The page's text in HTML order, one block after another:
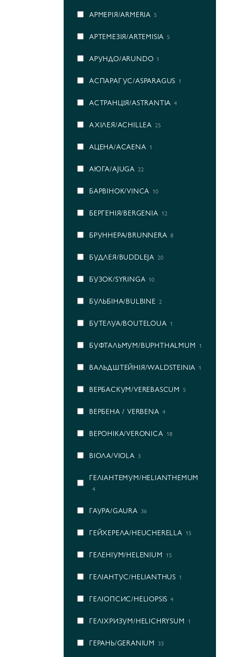
АРМЕРІЯ/ARMERIA 5
АРТЕМЕЗІЯ/ARTEMISIA 5
АРУНДО/ARUNDO 1
АСПАРАГУС/ASPARAGUS 1
АСТРАНЦІЯ/ASTRANTIA 4
АХІЛЕЯ/ACHILLEA 25
АЦЕНА/ACAENA 1
АЮГА/AJUGA 22
БАРВІНОК/VINCA 10
БЕРГЕНІЯ/BERGENIA 12
БРУННЕРА/BRUNNERA 8
БУДЛЕЯ/BUDDLEJA 20
БУЗОК/SYRINGA 10
БУЛЬБІНА/BULBINE 2
БУТЕЛУА/BOUTELOUA 1
БУФТАЛЬМУМ/BUPHTHALMUM 1
ВАЛЬДШТЕЙНІЯ/WALDSTEINIA 1
ВЕРБАСКУМ/VEREBASCUM 5
ВЕРБЕНА / VERBENA 4
ВЕРОНІКА/VERONICA 18
ВІОЛА/VIOLA 3
ГEЛІАНТЕМУМ/HELIANTHEMUM
4
ГАУРА/GAURA 36
ГЕЙХЕРЕЛА/HEUCHERELLA 15
ГЕЛЕНІУМ/HELENIUM 15
ГЕЛІАНТУС/HELIANTHUS 1
ГЕЛІОПСИС/HELIOPSIS 4
ГЕЛІХРИЗУМ/HELICHRYSUM 1
ГЕРАНЬ/GERANIUM 33